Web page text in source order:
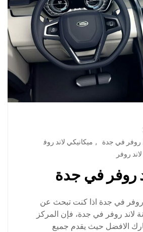
روفر في جدة
, ميكانيكي لاند روف
روفر
روفر في جدة
روفر في جدة اذا كنت تبحث عن
لاند روفر في جدة، فإن المركز
الافضل حيث يقدم جميع